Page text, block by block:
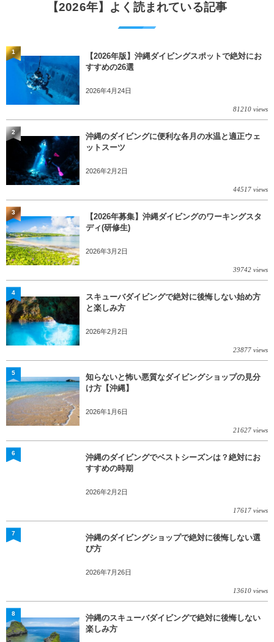
【2026年】よく読まれている記事
【2026年版】沖縄ダイビングスポットで絶対にお
すすめの26選
2026年4月24日
81210 views
1
沖縄のダイビングに便利な各月の水温と適正ウェ
ットスーツ
2026年2月2日
44517 views
2
【2026年募集】沖縄ダイビングのワーキングスタ
ディ(研修生)
2026年3月2日
39742 views
3
スキューバダイビングで絶対に後悔しない始め方
と楽しみ方
2026年2月2日
23877 views
4
知らないと怖い悪質なダイビングショップの見分
け方【沖縄】
2026年1月6日
21627 views
5
沖縄のダイビングでベストシーズンは？絶対にお
すすめの時期
2026年2月2日
17617 views
6
沖縄のダイビングショップで絶対に後悔しない選
び方
2026年7月26日
13610 views
7
沖縄のスキューバダイビングで絶対に後悔しない
楽しみ方
8